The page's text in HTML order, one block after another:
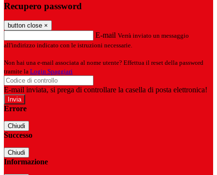
Recupero password
button close ×
E-mail Verrà inviato un messaggio
all'indirizzo indicato con le istruzioni necessarie.
Non hai una e-mail associata al nome utente? Effettua il reset della password
tramite la Login Spaggiari
E-mail inviata, si prega di controllare la casella di posta elettronica!
Errore
Chiudi
Successo
Chiudi
Informazione